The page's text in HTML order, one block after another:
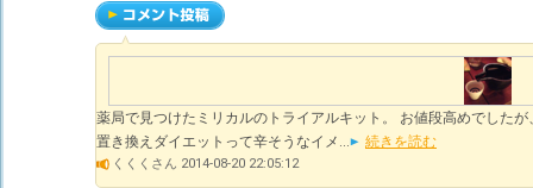
薬局で見つけたミリカルのトライアルキット。 お値段高めでした
置き換えダイエットって辛そうなイメ...
続きを読む
くくくさん 2014-08-20 22:05:12